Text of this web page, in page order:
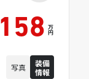
158 万
円
写真
装備
情報